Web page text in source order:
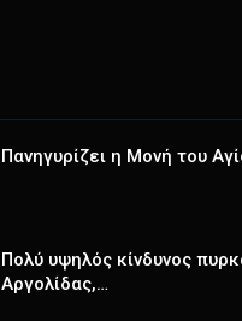
Πανηγυρίζει η Μονή του
Πολύ υψηλός κίνδυνος
Αργολίδας,…